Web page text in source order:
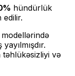
% hündürlük
edilir.
təhlükəsizliyi və